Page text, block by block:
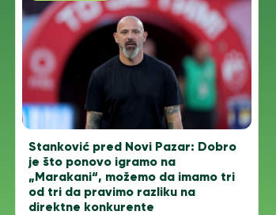
Stanković pred Novi Pazar: Dobro
je što ponovo igramo na
„Marakani“, možemo da imamo tri
od tri da pravimo razliku na
direktne konkurente